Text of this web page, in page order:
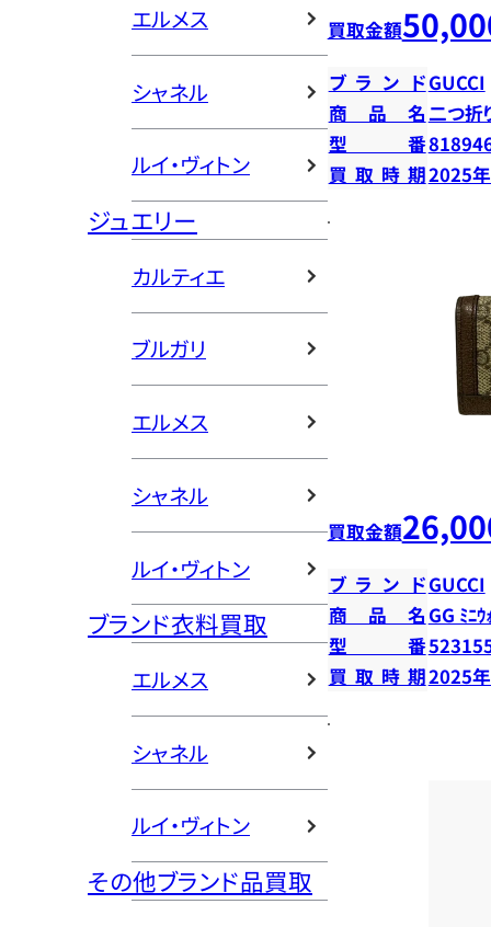
エルメス
シャネル
ルイ・ヴィトン
ジュエリー
カルティエ
ブルガリ
エルメス
シャネル
ルイ・ヴィトン
ブランド衣料買取
エルメス
シャネル
ルイ・ヴィトン
その他ブランド品買取
買取金額
ブランドGUCCI
商品名二つ折
型番
買取時期2025
買取金額
ブランドGUCCI
商品名 GG ﾐﾆｳ
型番
買取時期2025